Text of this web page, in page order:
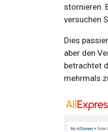
stornieren.
versuchen
Dies
aber den
betrachtet
mehrmals